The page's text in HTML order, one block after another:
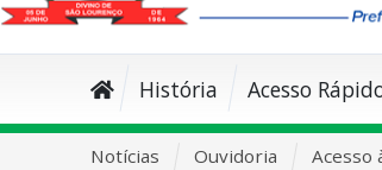
História Acesso
Notícias Ouvidoria Acesso